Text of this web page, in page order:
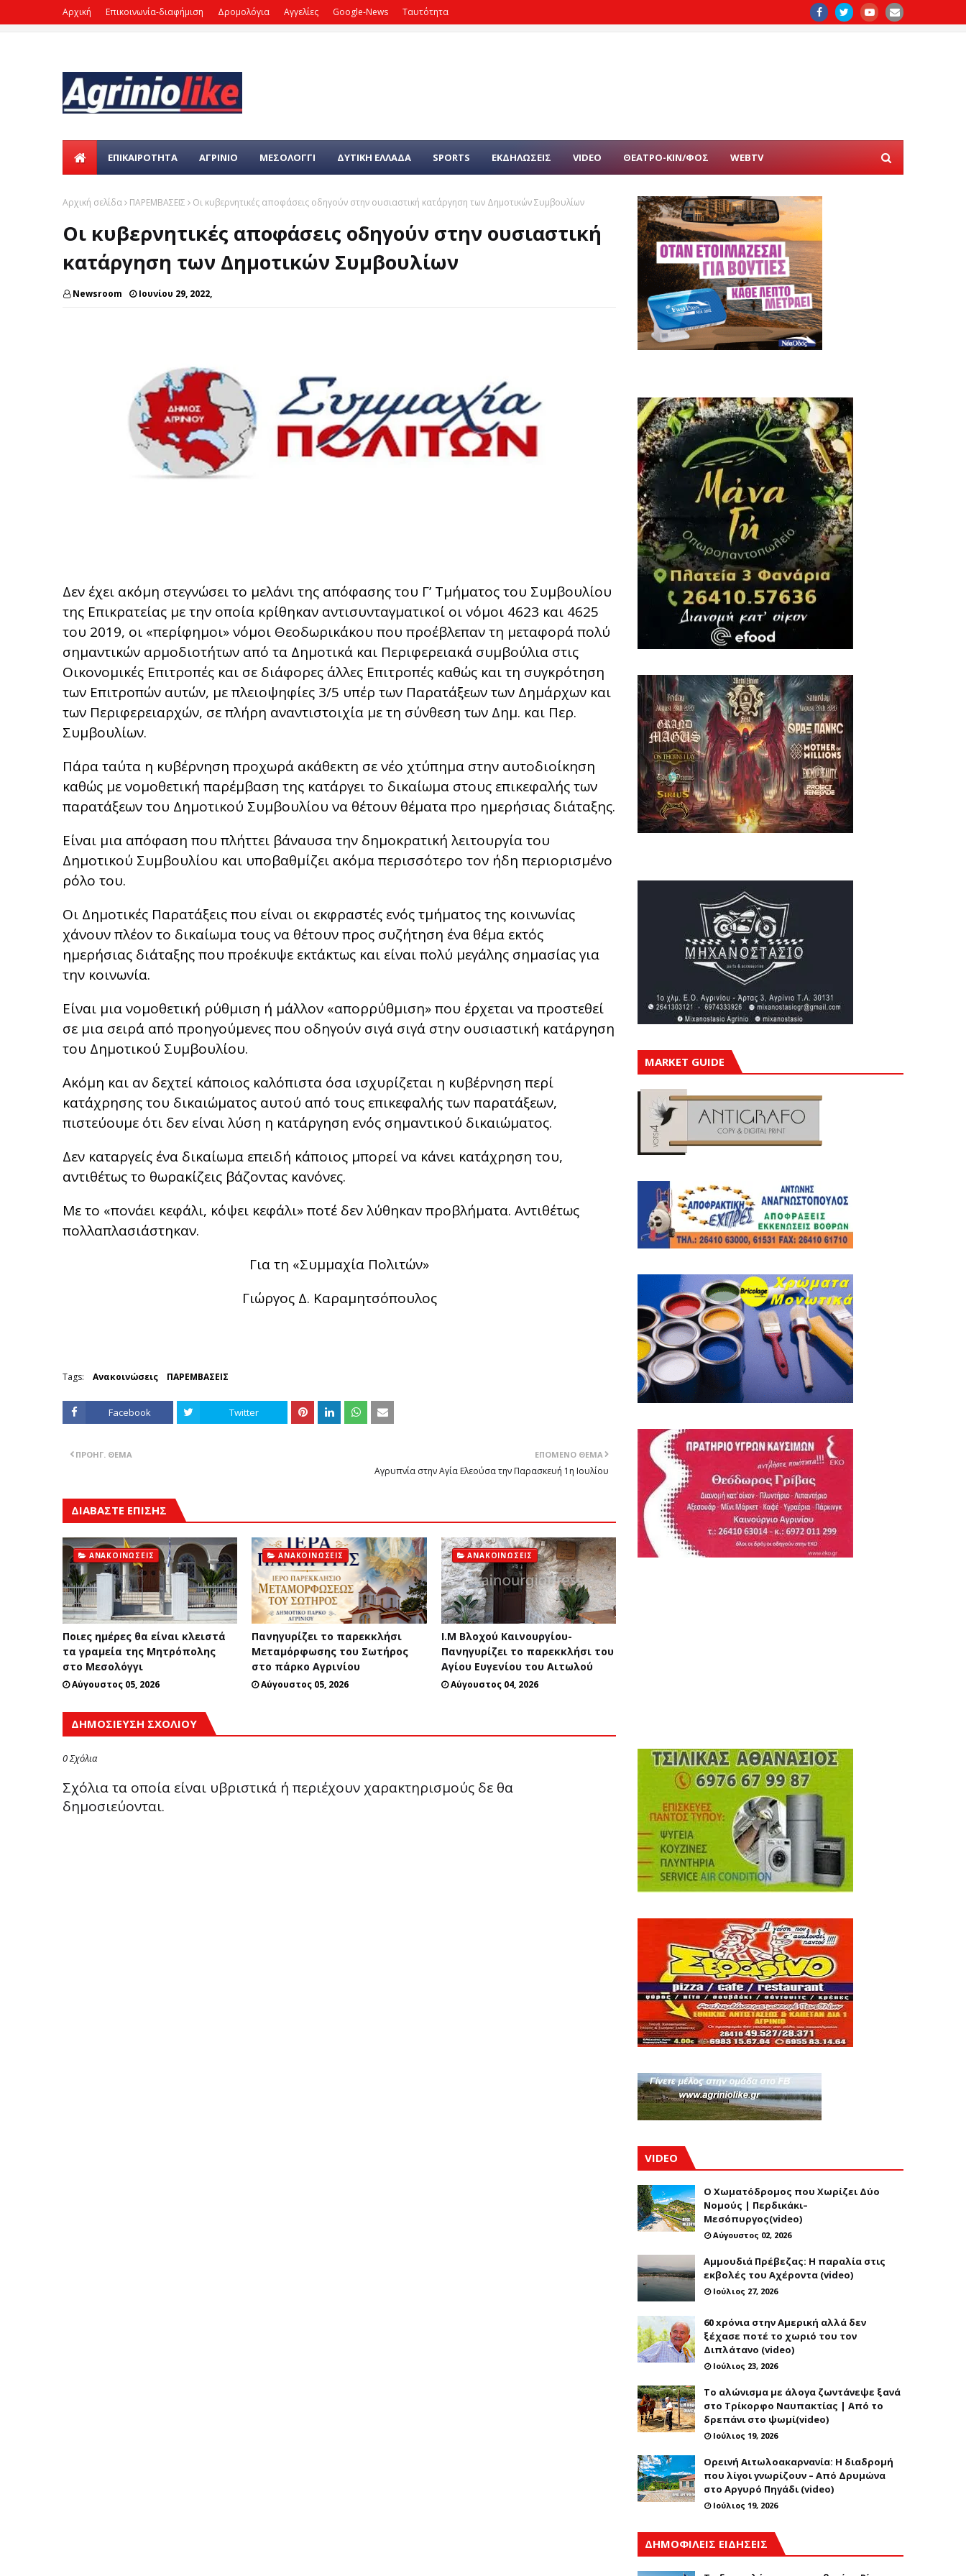
Αρχική Επικοινωνία-διαφήμιση Δρομολόγια Αγγελίες Google-News Ταυτότητα
ΕΠΙΚΑΙΡΌΤΗΤΑ ΑΓΡΙΝΙΟ ΜΕΣΟΛΟΓΓΙ ΔΥΤΙΚΗ ΕΛΛΑΔΑ SPORTS ΕΚΔΗΛΩΣΕΙΣ VIDEO ΘΕΑΤΡΟ-ΚΙΝ/ΦΟΣ WEBTV
Αρχική σελίδα ΠΑΡΕΜΒΑΣΕΙΣ Οι κυβερνητικές αποφάσεις οδηγούν στην ουσιαστική κατάργηση των Δημοτικών Συμβουλίων
Οι κυβερνητικές αποφάσεις οδηγούν στην ουσιαστική
κατάργηση των Δημοτικών Συμβουλίων
Newsroom Ιουνίου 29, 2022,
Δεν έχει ακόμη στεγνώσει το μελάνι της απόφασης του Γ’ Τμήματος του Συμβουλίου
της Επικρατείας με την οποία κρίθηκαν αντισυνταγματικοί οι νόμοι 4623 και 4625
του 2019, οι «περίφημοι» νόμοι Θεοδωρικάκου που προέβλεπαν τη μεταφορά πολύ
σημαντικών αρμοδιοτήτων από τα Δημοτικά και Περιφερειακά συμβούλια στις
Οικονομικές Επιτροπές και σε διάφορες άλλες Επιτροπές καθώς και τη συγκρότηση
των Επιτροπών αυτών, με πλειοψηφίες 3/5 υπέρ των Παρατάξεων των Δημάρχων και
των Περιφερειαρχών, σε πλήρη αναντιστοιχία με τη σύνθεση των Δημ. και Περ.
Συμβουλίων.
Πάρα ταύτα η κυβέρνηση προχωρά ακάθεκτη σε νέο χτύπημα στην αυτοδιοίκηση
καθώς με νομοθετική παρέμβαση της κατάργει το δικαίωμα στους επικεφαλής των
παρατάξεων του Δημοτικού Συμβουλίου να θέτουν θέματα προ ημερήσιας διάταξης.
Είναι μια απόφαση που πλήττει βάναυσα την δημοκρατική λειτουργία του
Δημοτικού Συμβουλίου και υποβαθμίζει ακόμα περισσότερο τον ήδη περιορισμένο
ρόλο του.
Οι Δημοτικές Παρατάξεις που είναι οι εκφραστές ενός τμήματος της κοινωνίας
χάνουν πλέον το δικαίωμα τους να θέτουν προς συζήτηση ένα θέμα εκτός
ημερήσιας διάταξης που προέκυψε εκτάκτως και είναι πολύ μεγάλης σημασίας για
την κοινωνία.
Είναι μια νομοθετική ρύθμιση ή μάλλον «απορρύθμιση» που έρχεται να προστεθεί
σε μια σειρά από προηγούμενες που οδηγούν σιγά σιγά στην ουσιαστική κατάργηση
του Δημοτικού Συμβουλίου.
Ακόμη και αν δεχτεί κάποιος καλόπιστα όσα ισχυρίζεται η κυβέρνηση περί
κατάχρησης του δικαιώματος αυτού από τους επικεφαλής των παρατάξεων,
πιστεύουμε ότι δεν είναι λύση η κατάργηση ενός σημαντικού δικαιώματος.
Δεν καταργείς ένα δικαίωμα επειδή κάποιος μπορεί να κάνει κατάχρηση του,
αντιθέτως το θωρακίζεις βάζοντας κανόνες.
Με το «πονάει κεφάλι, κόψει κεφάλι» ποτέ δεν λύθηκαν προβλήματα. Αντιθέτως
πολλαπλασιάστηκαν.
Για τη «Συμμαχία Πολιτών»
Γιώργος Δ. Καραμητσόπουλος
Tags: Ανακοινώσεις ΠΑΡΕΜΒΑΣΕΙΣ
Facebook Twitter
ΕΠΌΜΕΝΟ ΘΈΜΑ
Αγρυπνία στην Αγία Ελεούσα την Παρασκευή 1η Ιουλίου
ΠΡΟΗΓ. ΘΈΜΑ
ΔΙΑΒΑΣΤΕ ΕΠΙΣΗΣ
ΑΝΑΚΟΙΝΏΣΕΙΣ
Ποιες ημέρες θα είναι κλειστά
τα γραμεία της Μητρόπολης
στο Μεσολόγγι
Αύγουστος 05, 2026
ΑΝΑΚΟΙΝΏΣΕΙΣ
Πανηγυρίζει το παρεκκλήσι
Μεταμόρφωσης του Σωτήρος
στο πάρκο Αγρινίου
Αύγουστος 05, 2026
ΑΝΑΚΟΙΝΏΣΕΙΣ
Ι.Μ Βλοχού Καινουργίου-
Πανηγυρίζει το παρεκκλήσι του
Αγίου Ευγενίου του Αιτωλού
Αύγουστος 04, 2026
ΔΗΜΟΣΊΕΥΣΗ ΣΧΟΛΊΟΥ
0 Σχόλια
Σχόλια τα οποία είναι υβριστικά ή περιέχουν χαρακτηρισμούς δε θα
δημοσιεύονται.
MARKET GUIDE
VIDEO
Ο Χωματόδρομος που Χωρίζει Δύο
Νομούς | Περδικάκι–
Μεσόπυργος(video)
Αύγουστος 02, 2026
Αμμουδιά Πρέβεζας: Η παραλία στις
εκβολές του Αχέροντα (video)
Ιούλιος 27, 2026
60 xρόνια στην Αμερική αλλά δεν
ξέχασε ποτέ το χωριό του τον
Διπλάτανο (video)
Ιούλιος 23, 2026
Το αλώνισμα με άλογα ζωντάνεψε ξανά
στο Τρίκορφο Ναυπακτίας | Από το
δρεπάνι στο ψωμί(video)
Ιούλιος 19, 2026
Ορεινή Αιτωλοακαρνανία: Η διαδρομή
που λίγοι γνωρίζουν – Από Δρυμώνα
στο Αργυρό Πηγάδι (video)
Ιούλιος 19, 2026
ΔΗΜΟΦΙΛΕΙΣ ΕΙΔΗΣΕΙΣ